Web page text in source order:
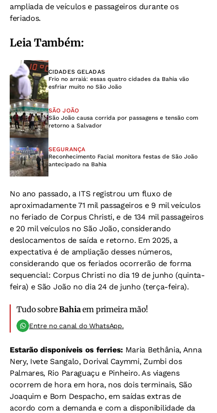
ampliada de veículos e passageiros durante os
feriados.
Leia Também:
CIDADES GELADAS
Frio no arraiá: essas quatro cidades da Bahia vão
esfriar muito no São João
SÃO JOÃO
São João causa corrida por passagens e tensão com
retorno a Salvador
SEGURANÇA
Reconhecimento Facial monitora festas de São João
antecipado na Bahia
No ano passado, a ITS registrou um fluxo de
aproximadamente 71 mil passageiros e 9 mil veículos
no feriado de Corpus Christi, e de 134 mil passageiros
e 20 mil veículos no São João, considerando
deslocamentos de saída e retorno. Em 2025, a
expectativa é de ampliação desses números,
considerando que os feriados ocorrerão de forma
sequencial: Corpus Christi no dia 19 de junho (quinta-
feira) e São João no dia 24 de junho (terça-feira).
Tudo sobreBahia em primeira mão!
Entre no canal do WhatsApp.
Estarão disponíveis os ferries: Maria Bethânia, Anna
Nery, Ivete Sangalo, Dorival Caymmi, Zumbi dos
Palmares, Rio Paraguaçu e Pinheiro. As viagens
ocorrem de hora em hora, nos dois terminais, São
Joaquim e Bom Despacho, em saídas extras de
acordo com a demanda e com a disponibilidade da